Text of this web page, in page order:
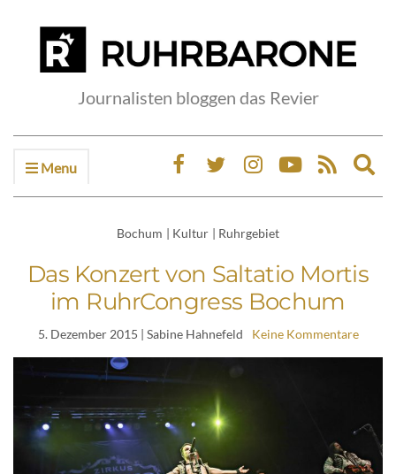
Journalisten bloggen das Revier
Menu
Bochum | Kultur | Ruhrgebiet
Das Konzert von Saltatio Mortis
im RuhrCongress Bochum
5. Dezember 2015 | Sabine Hahnefeld Keine Kommentare